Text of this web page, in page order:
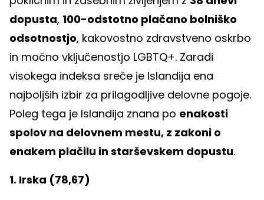
dopusta, 100-odstotno plačano bolniško
odsotnostjo, kakovostno zdravstveno oskrbo
in močno vključenostjo LGBTQ+. Zaradi
visokega indeksa sreče je Islandija ena
najboljših izbir za prilagodljive delovne pogoje.
Poleg tega je Islandija znana po enakosti
spolov na delovnem mestu, z zakoni o
enakem plačilu in starševskem dopustu.
1. Irska (78,67)